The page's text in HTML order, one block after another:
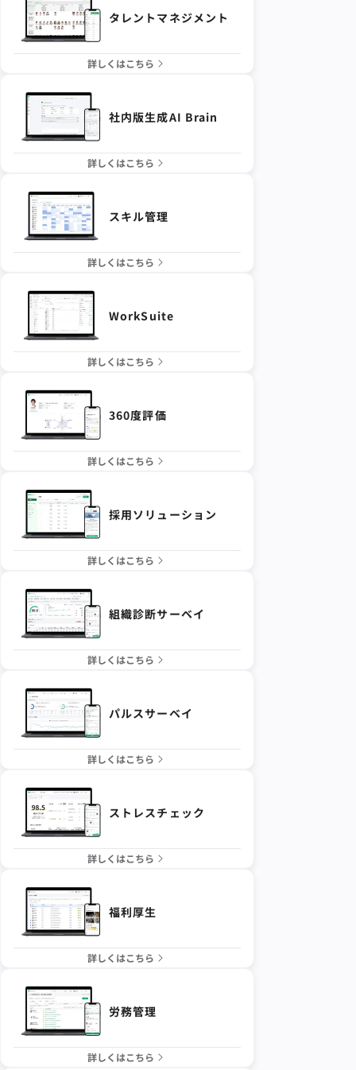
タレントマネジメント
詳しくはこちら
社内版生成AI Brain
詳しくはこちら
スキル管理
詳しくはこちら
WorkSuite
詳しくはこちら
360度評価
詳しくはこちら
採用ソリューション
詳しくはこちら
組織診断サーベイ
詳しくはこちら
パルスサーベイ
詳しくはこちら
ストレスチェック
詳しくはこちら
福利厚生
詳しくはこちら
労務管理
詳しくはこちら